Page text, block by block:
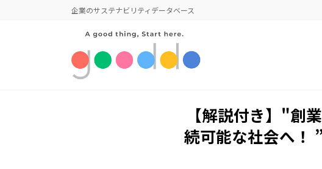
企業のサステナビリティデータベース
【解説付き】"創
続可能な社会へ！